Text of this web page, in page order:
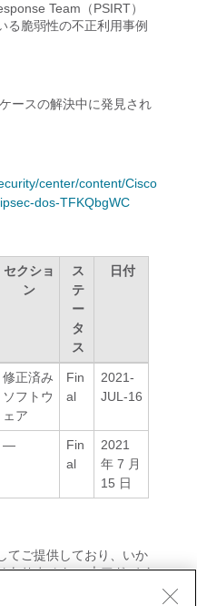
Team（PSIRT）
る脆弱性の不正利用事例
ースの解決中に発見され
center/content/Cisco
dos-TFKQbgWC
セクショ
ン
ス
テ
ー
タ
ス
日付
修正済み
ソフトウ
ェア
Fin
al
2021-
JUL-16
—
Fin
al
2021
年 7 月
15 日
てご提供しており、いか
ありません。 本アドバイ